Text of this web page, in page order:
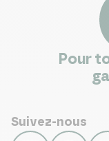
Pour
Suivez-nous